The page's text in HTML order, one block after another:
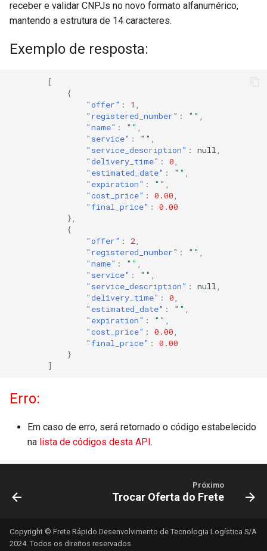
receber e validar CNPJs no novo formato alfanumérico,
mantendo a estrutura de 14 caracteres.
Exemplo de resposta:
[
{
"offer" : 1
"registered_number" : ""
"name" : ""
"service" : ""
"service_description" : null
"delivery_time" : 0
"estimated_date" : ""
"expiration" : ""
"cost_price" : 0.00
"final_price" :
0.00
},
{
"offer" : 2
"registered_number" : ""
"name" : ""
"service" : ""
"service_description" : null
"delivery_time" : 0
"estimated_date" : ""
"expiration" : ""
"cost_price" : 0.00
"final_price" :
0.00
}
]
Erro:
Em caso de erro, será retornado o código estabelecido
na lista de códigos desta API.
Próximo
Trocar Oferta do Frete
Copyright © Frete Rápido Desenvolvimento de Tecnologia Logística S/A
2024. Todos os direitos reservados.